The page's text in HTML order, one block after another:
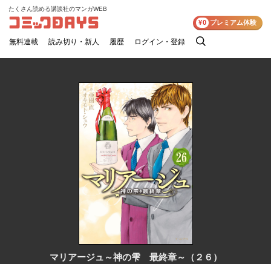
コミックDAYS
たくさん読める講談社のマンガWEB
無料連載 読み切り・新人 履歴 ログイン・登録
検
¥0 プレミアム体験
マリアージュ～神の雫 最終章～（２６）